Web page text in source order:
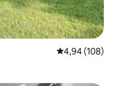
4,94 af 5 í
4,94 (108)